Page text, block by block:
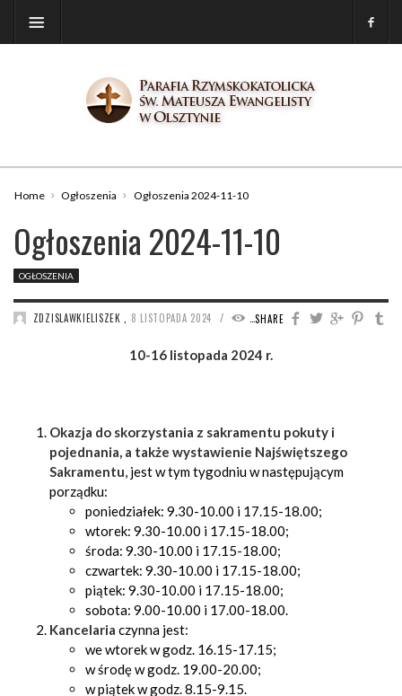
Home Ogłoszenia Ogłoszenia 2024-11-10
Ogłoszenia 2024-11-10
OGŁOSZENIA
SHARE
ZDZISLAWKIELISZEK 8 LISTOPADA 2024 / 1189
10-16 listopada 2024 r.
Okazja do skorzystania z sakramentu pokuty i
pojednania, a także wystawienie Najświętszego
Sakramentu, jest w tym tygodniu w następującym
porządku:
poniedziałek: 9.30-10.00 i 17.15-18.00;
wtorek: 9.30-10.00 i 17.15-18.00;
środa: 9.30-10.00 i 17.15-18.00;
czwartek: 9.30-10.00 i 17.15-18.00;
piątek: 9.30-10.00 i 17.15-18.00;
sobota: 9.00-10.00 i 17.00-18.00.
Kancelaria czynna jest:
we wtorek w godz. 16.15-17.15;
w środę w godz. 19.00-20.00;
w piątek w godz. 8.15-9.15.